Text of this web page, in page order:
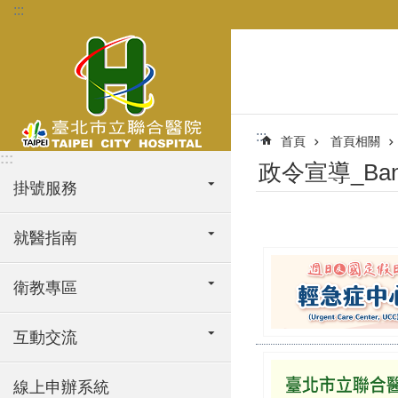
跳到主要內容區塊
:::
:::
掛號服務
就醫指南
衛教專區
互動交流
線上申辦系統
::: 首頁 首頁相關
政令宣導